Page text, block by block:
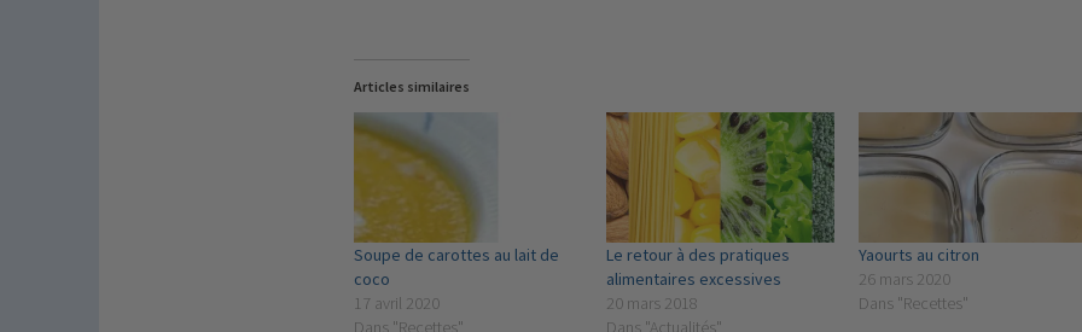
Articles similaires
Soupe de carottes au lait de
coco
17 avril 2020
Dans "Recettes"
Le retour à des pratiques
alimentaires excessives
20 mars 2018
Dans "Actualités"
Yaourts au citron
26 mars 2020
Dans "Recettes"